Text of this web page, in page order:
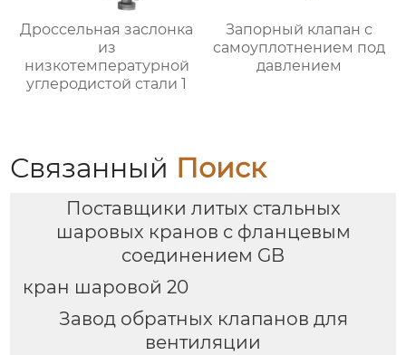
Дроссельная заслонка
из
низкотемпературной
углеродистой стали 1
Запорный клапан с
самоуплотнением под
давлением
Связанный Поиск
Поставщики литых стальных
шаровых кранов с фланцевым
соединением GB
кран шаровой 20
Завод обратных клапанов для
вентиляции